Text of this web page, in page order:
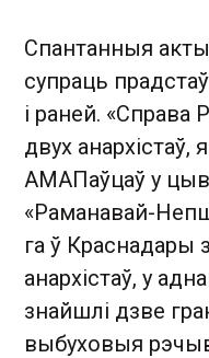
Спантанныя акты
супраць
і раней.
двух анархістаў,
АМАПаўцаў у
«Раманавай-
га ў Краснадары
анархістаў, у
знайшлі дзве
выбуховыя